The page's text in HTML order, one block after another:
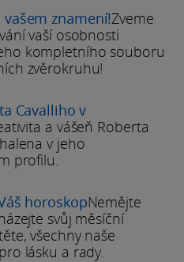
znamení!Zveme
vaší osobnosti
kompletního souboru
zvěrokruhu!
Cavalliho v
a vášeň Roberta
v jeho
profilu.
horoskopNemějte
svůj měsíční
všechny naše
lásku a rady.